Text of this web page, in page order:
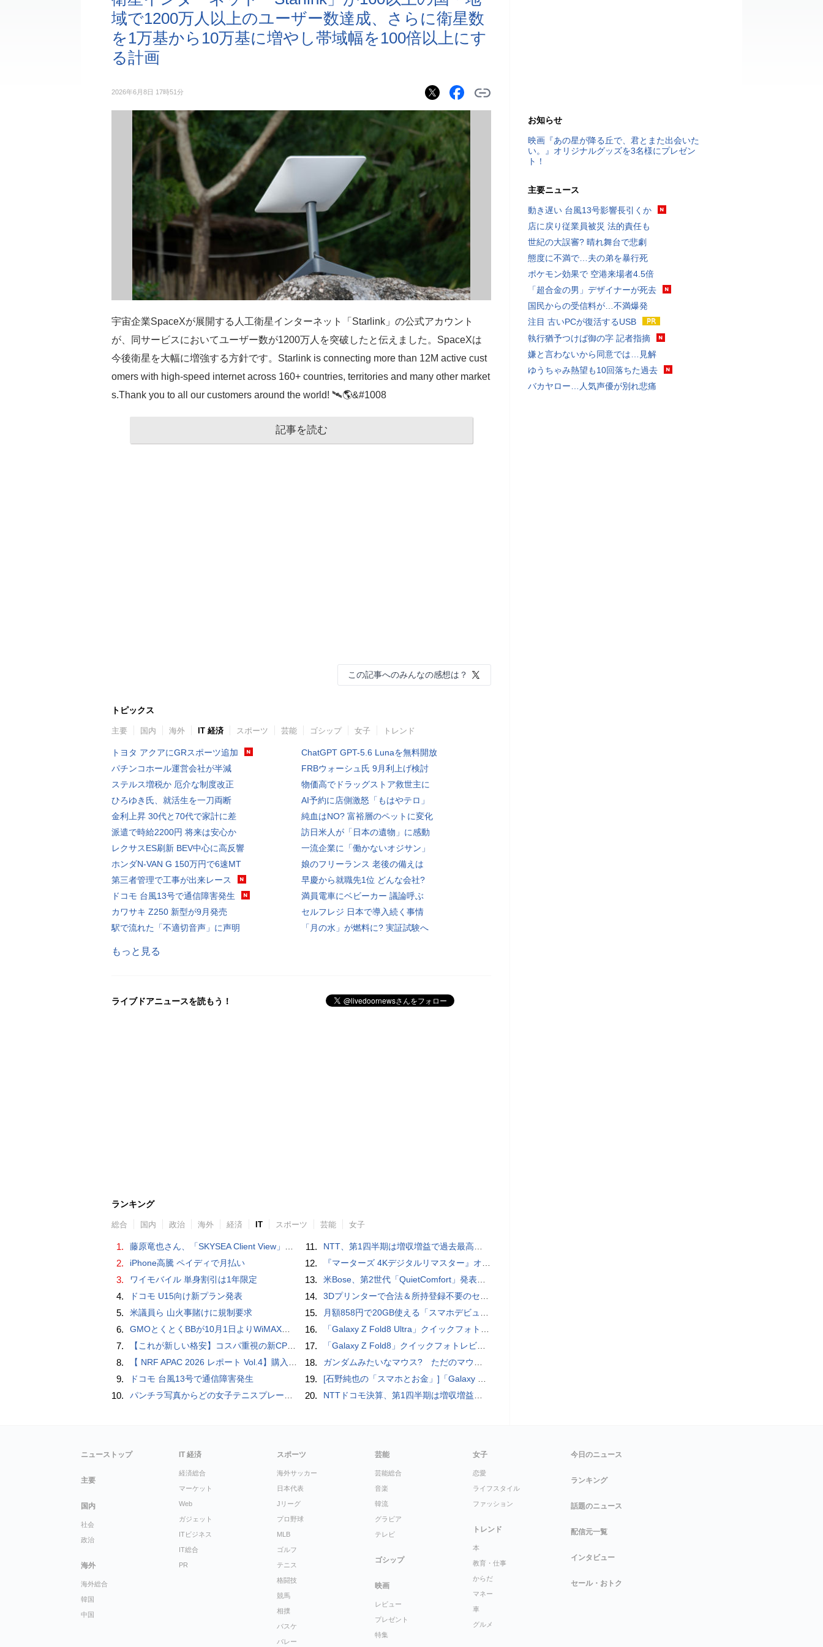
域で1200万人以上のユーザー数達成、さらに衛星数
を1万基から10万基に増やし帯域幅を100倍以上にす
る計画
2026年6月8日 17時51分
宇宙企業SpaceXが展開する人工衛星インターネット「Starlink」の公式アカウント
が、同サービスにおいてユーザー数が1200万人を突破したと伝えました。SpaceXは
今後衛星を大幅に増強する方針です。Starlink is connecting more than 12M active cust
omers with high-speed internet across 160+ countries, territories and many other market
s.Thank you to all our customers around the world! 🛰️🌎&#1008
記事を読む
この記事へのみんなの感想は？
トピックス
主要 国内 海外 IT 経済 スポーツ 芸能 ゴシップ 女子 トレンド
トヨタ アクアにGRスポーツ追加
パチンコホール運営会社が半減
ステルス増税か 厄介な制度改正
ひろゆき氏、就活生を一刀両断
金利上昇 30代と70代で家計に差
派遣で時給2200円 将来は安心か
レクサスES刷新 BEV中心に高反響
ホンダN-VAN G 150万円で6速MT
第三者管理で工事が出来レース
ドコモ 台風13号で通信障害発生
カワサキ Z250 新型が9月発売
駅で流れた「不適切音声」に声明
ChatGPT GPT-5.6 Lunaを無料開放
FRBウォーシュ氏 9月利上げ検討
物価高でドラッグストア救世主に
AI予約に店側激怒「もはやテロ」
純血はNO? 富裕層のペットに変化
訪日米人が「日本の遺物」に感動
一流企業に「働かないオジサン」
娘のフリーランス 老後の備えは
早慶から就職先1位 どんな会社?
満員電車にベビーカー 議論呼ぶ
セルフレジ 日本で導入続く事情
「月の水」が燃料に? 実証試験へ
もっと見る
ライブドアニュースを読もう！
ランキング
総合 国内 政治 海外 経済 IT スポーツ 芸能 女子
1. 藤原竜也さん、「SKYSEA Client View」新CMで「AI労務改善」をアピール 働き方をAIが分析したら「すぐに休んで」と言われる？
2. iPhone高騰 ペイディで月払い
3. ワイモバイル 単身割引は1年限定
4. ドコモ U15向け新プラン発表
5. 米議員ら 山火事賭けに規制要求
6. GMOとくとくBBが10月1日よりWiMAXなど月額605円値上げ！全6種の重要変更を徹底解説
7. 【これが新しい格安】コスパ重視の新CPUを搭載した「 Beelink EQi Wildcat Lake Core 3 304」をレビューします。なんと10G LANも搭載していますよ
8. 【 NRF APAC 2026 レポート Vol.4】購入の瞬間に眠る価値 Transaction Momentとリテールの次の成長戦略
9. ドコモ 台風13号で通信障害発生
10. パンチラ写真からどの女子テニスプレーヤーのものなのか当てるクイズ「Tennis Upskirts」
11. NTT、第1四半期は増収増益で過去最高 IOWNや分散GPUの取り組みを説明
12. 『マーターズ 4Kデジタルリマスター』オールナイト上映、鬼畜な併映作品が決定 全部観たら“生還証”をプレゼント［ホラー通信］
13. 米Bose、第2世代「QuietComfort」発表 ノイキャン強化、メガネ着用時の低下を抑制
14. 3Dプリンターで合法＆所持登録不要のセミオートマチック銃を自作、発砲試験にも成功した猛者が登場
15. 月額858円で20GB使える「スマホデビュープラン U15」ドコモが提供、ahamoも割引になる親子割も
16. 「Galaxy Z Fold8 Ultra」クイックフォトレビュー
17. 「Galaxy Z Fold8」クイックフォトレビュー
18. ガンダムみたいなマウス? ただのマウスとは違うのだよ1944通りの形状に変更できる驚異のマウス
19. [石野純也の「スマホとお金」]「Galaxy Z Fold7／Flip7」発表、注目したいソフトバンクの価格攻勢
20. NTTドコモ決算、第1四半期は増収増益 通信収入に底打ちの兆し、金融・AIを強化
お知らせ
映画『あの星が降る丘で、君とまた出会いた
い。』オリジナルグッズを3名様にプレゼン
ト！
主要ニュース
動き遅い 台風13号影響長引くか
店に戻り従業員被災 法的責任も
世紀の大誤審? 晴れ舞台で悲劇
態度に不満で…夫の弟を暴行死
ポケモン効果で 空港来場者4.5倍
「超合金の男」デザイナーが死去
国民からの受信料が…不満爆発
注目 古いPCが復活するUSB
執行猶予つけば御の字 記者指摘
嫌と言わないから同意では…見解
ゆうちゃみ熱望も10回落ちた過去
バカヤロー…人気声優が別れ悲痛
ニューストップ
主要
国内
社会
政治
海外
海外総合
韓国
中国
IT 経済
経済総合
マーケット
Web
ガジェット
ITビジネス
IT総合
PR
スポーツ
海外サッカー
日本代表
Jリーグ
プロ野球
MLB
ゴルフ
テニス
格闘技
競馬
相撲
バスケ
バレー
芸能
芸能総合
音楽
韓流
グラビア
テレビ
ゴシップ
映画
レビュー
プレゼント
特集
女子
恋愛
ライフスタイル
ファッション
トレンド
本
教育・仕事
からだ
マネー
車
グルメ
今日のニュース
ランキング
話題のニュース
配信元一覧
インタビュー
セール・おトク